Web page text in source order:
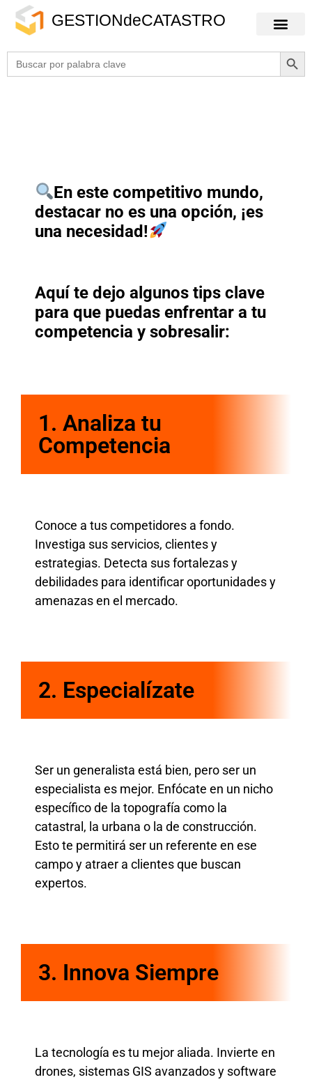
GESTIONdeCATASTRO
Buscar:
En este competitivo mundo,
destacar no es una opción, ¡es
una necesidad!
Aquí te dejo algunos tips clave
para que puedas enfrentar a tu
competencia y sobresalir:
1. Analiza tu
Competencia
Conoce a tus competidores a fondo.
Investiga sus servicios, clientes y
estrategias. Detecta sus fortalezas y
debilidades para identificar oportunidades y
amenazas en el mercado.
2. Especialízate
Ser un generalista está bien, pero ser un
especialista es mejor. Enfócate en un nicho
específico de la topografía como la
catastral, la urbana o la de construcción.
Esto te permitirá ser un referente en ese
campo y atraer a clientes que buscan
expertos.
3. Innova Siempre
La tecnología es tu mejor aliada. Invierte en
drones, sistemas GIS avanzados y software